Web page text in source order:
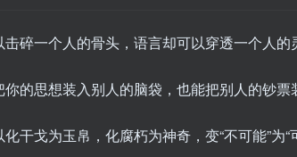
碎一个人的骨头，语言却可以穿透一个人的
的思想装入别人的脑袋，也能把别人的钞票
干戈为玉帛，化腐朽为神奇，变“不可能”为“